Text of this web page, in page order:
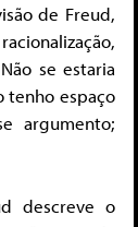
de Freud,
se estaria
tenho espaço
argumento;
descreve o